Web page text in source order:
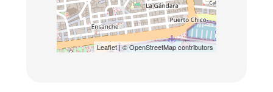
Leaflet| ©OpenStreetMapcontributors